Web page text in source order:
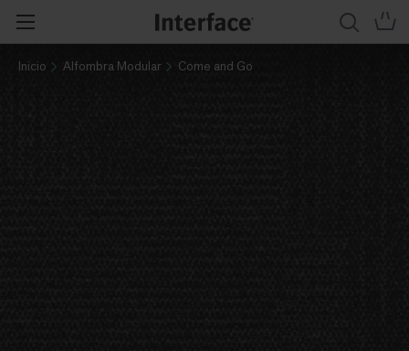
Inicio Alfombra Modular Come and Go